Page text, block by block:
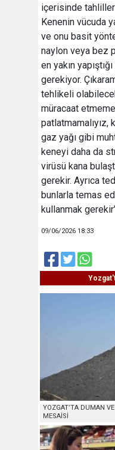
içerisinde
Kenenin vücuda
ve onu basit
naylon veya bez
en yakın
gerekiyor.
tehlikeli
müracaat
patlatmamalıyız,
gaz yağı gibi
keneyi daha da
virüsü kana
gerekir. Ayrıca
bunlarla temas
kullanmak
09/06/2026 18:33
YOZGAT’TA DUMAN
MESAİSİ